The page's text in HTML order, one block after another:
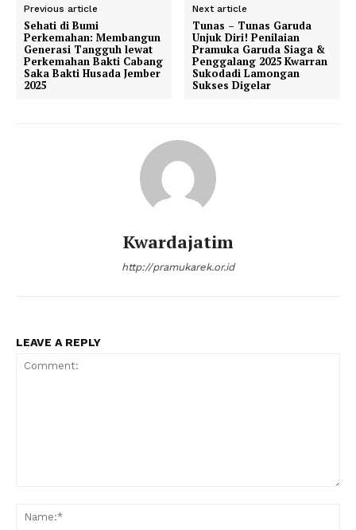
Previous article
Sehati di Bumi
Perkemahan: Membangun
Generasi Tangguh lewat
Perkemahan Bakti Cabang
Saka Bakti Husada Jember
2025
Next article
Tunas – Tunas Garuda
Unjuk Diri! Penilaian
Pramuka Garuda Siaga &
Penggalang 2025 Kwarran
Sukodadi Lamongan
Sukses Digelar
Kwardajatim
http://pramukarek.or.id
LEAVE A REPLY